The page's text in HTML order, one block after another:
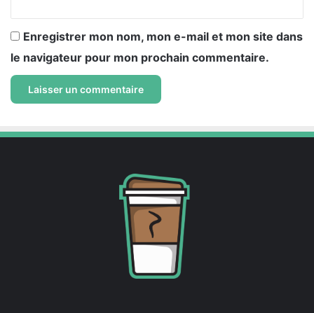
Enregistrer mon nom, mon e-mail et mon site dans
le navigateur pour mon prochain commentaire.